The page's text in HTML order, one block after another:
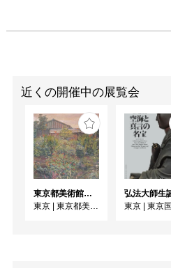
近くの開催中の展覧会
東京都美術館開館100周年記念 この場所の風景ー上野・大牟田・ブエノスアイレス
東京
東京都美術館 ギャラリー
東京
東京国立